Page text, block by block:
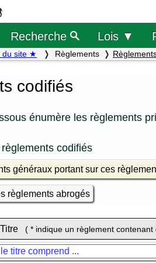
Recherche Lois ▼
du site ★ Règlements
codifiés
énumère les règlements
règlements codifiés
généraux portant sur ces
règlements abrogés
Titre ( * indique un règlement contenant